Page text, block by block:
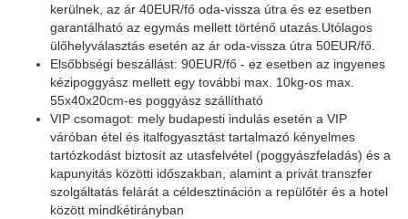
kerülnek, az ár 40EUR/fő oda-vissza útra és ez esetben
garantálható az egymás mellett történő utazás.Utólagos
ülőhelyválasztás esetén az ár oda-vissza útra 50EUR/fő.
Elsőbbségi beszállást: 90EUR/fő - ez esetben az ingyenes
kézipoggyász mellett egy további max. 10kg-os max.
55x40x20cm-es poggyász szállítható
VIP csomagot: mely budapesti indulás esetén a VIP
váróban étel és italfogyasztást tartalmazó kényelmes
tartózkodást biztosít az utasfelvétel (poggyászfeladás) és a
kapunyitás közötti időszakban, alamint a privát transzfer
szolgáltatás felárát a céldesztináción a repülőtér és a hotel
között mindkétirányban